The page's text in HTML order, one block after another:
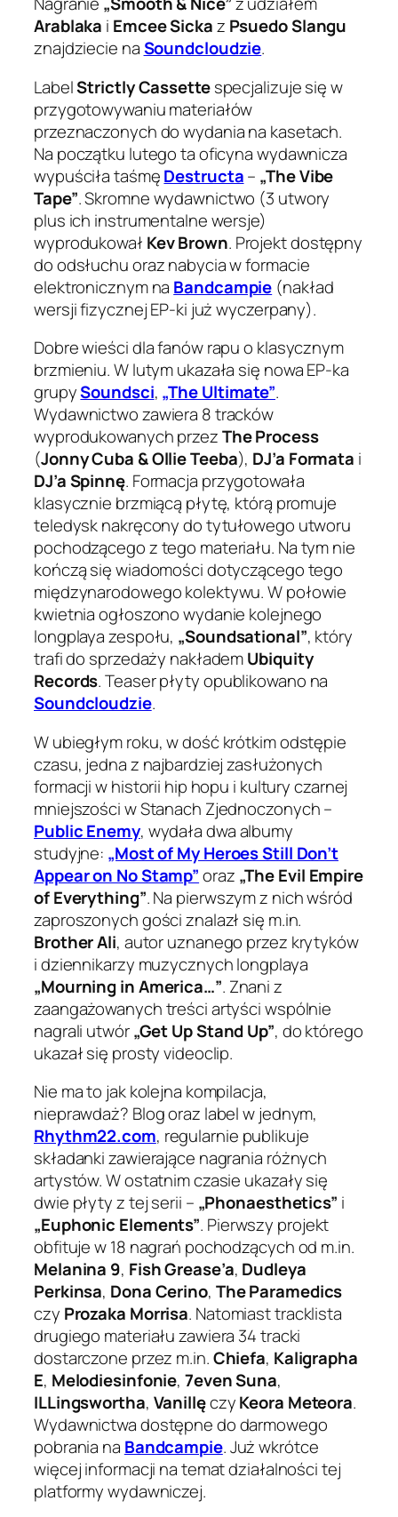
Arablaka i Emcee Sickaz Psuedo Slangu
znajdziecie naSoundcloudzie.
LabelStrictly Cassettespecjalizuje się w
przygotowywaniu materiałów
przeznaczonych do wydania na kasetach.
Na początku lutego ta oficyna wydawnicza
wypuściła taśmęDestructa– „The Vibe
Tape”. Skromne wydawnictwo (3 utwory
plus ich instrumentalne wersje)
wyprodukował Kev Brown. Projekt dostępny
do odsłuchu oraz nabycia w formacie
elektronicznym na Bandcampie (nakład
wersji fizycznej EP-ki już wyczerpany).
Dobre wieści dla fanów rapu o klasycznym
brzmieniu. W lutym ukazała się nowa EP-ka
grupySoundsci, „The Ultimate”.
Wydawnictwo zawiera 8 tracków
wyprodukowanych przezThe Process
(Jonny Cuba & Ollie Teeba), DJ’a Formata i
DJ’a Spinnę. Formacja przygotowała
klasycznie brzmiącą płytę, którą promuje
teledysk nakręcony do tytułowego utworu
pochodzącego z tego materiału. Na tym nie
kończą się wiadomości dotyczącego tego
międzynarodowego kolektywu. W połowie
kwietnia ogłoszono wydanie kolejnego
longplaya zespołu, „Soundsational”, który
trafi do sprzedaży nakłademUbiquity
Records. Teaser płyty opublikowano na
Soundcloudzie.
W ubiegłym roku, w dość krótkim odstępie
czasu, jedna z najbardziej zasłużonych
formacji w historii hip hopu i kultury czarnej
mniejszości w Stanach Zjednoczonych –
Public Enemy, wydała dwa albumy
studyjne: „Most of My Heroes Still Don’t
Appear on No Stamp”oraz „The Evil Empire
of Everything”. Na pierwszym z nich wśród
zaproszonych gości znalazł się m.in.
Brother Ali, autor uznanego przez krytyków
i dziennikarzy muzycznych longplaya
„Mourning in America…”. Znani z
zaangażowanych treści artyści wspólnie
nagrali utwór„Get Up Stand Up”, do którego
ukazał się prosty videoclip.
Nie ma to jak kolejna kompilacja,
nieprawdaż? Blog oraz label w jednym,
Rhythm22.com, regularnie publikuje
składanki zawierające nagrania różnych
artystów. W ostatnim czasie ukazały się
dwie płyty z tej serii – „Phonaesthetics” i
„Euphonic Elements”. Pierwszy projekt
obfituje w 18 nagrań pochodzących od m.in.
Melanina 9, Fish Grease’a, Dudleya
Perkinsa, Dona Cerino, The Paramedics
czy Prozaka Morrisa. Natomiast tracklista
drugiego materiału zawiera 34 tracki
dostarczone przez m.in.Chiefa, Kaligrapha
E, Melodiesinfonie,7even Suna,
ILLingswortha, VanillęczyKeora Meteora.
Wydawnictwa dostępne do darmowego
pobrania na Bandcampie. Już wkrótce
więcej informacji na temat działalności tej
platformy wydawniczej.